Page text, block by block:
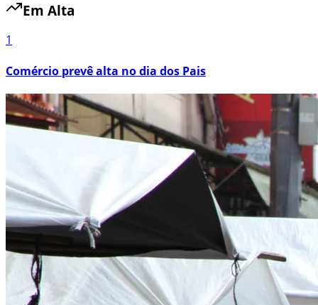
Em Alta
1
Comércio prevê alta no dia dos Pais